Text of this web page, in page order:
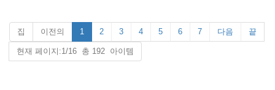
S1-P FO SR 또는 기타
5. 기능: 미끄러짐/오일/가솔린/충
격/천공 방지, 정전기 방지, 충격
S1-P FO SR 또는 기타
5. 기능: 미끄러짐/오일/가솔린/충
집 이전의 1 2 3 4 5 6 7 다음 끝
현재 페이지:1/16 총 192 아이템